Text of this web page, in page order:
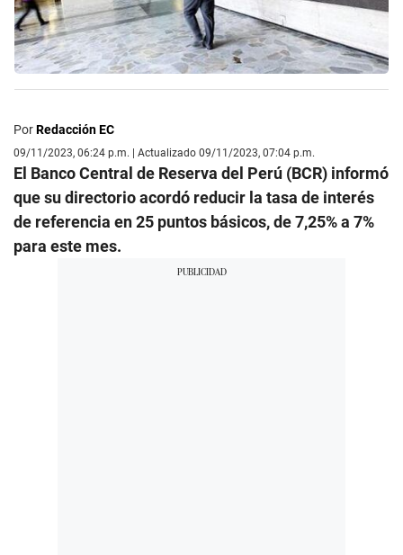
PorRedacción EC
09/11/2023, 06:24 p.m. | Actualizado 09/11/2023, 07:04 p.m.
El Banco Central de Reserva del Perú (BCR) informó
que su directorio acordó reducir la tasa de interés
de referencia en 25 puntos básicos, de 7,25% a 7%
para este mes.